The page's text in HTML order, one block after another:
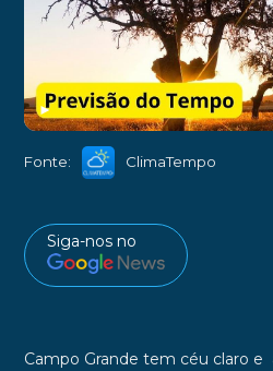
►
Fonte: ClimaTempo
Siga-nos no
Campo Grande tem céu claro